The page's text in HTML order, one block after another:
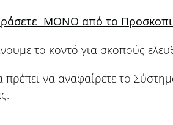
ΜΟΝΟ από το
το κοντό για σκοπούς
να αναφαίρετε το